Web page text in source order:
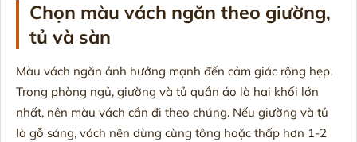
Chọn màu vách ngăn theo giường,
tủ và sàn
Màu vách ngăn ảnh hưởng mạnh đến cảm giác rộng hẹp.
Trong phòng ngủ, giường và tủ quần áo là hai khối lớn
nhất, nên màu vách cần đi theo chúng. Nếu giường và tủ
là gỗ sáng, vách nên dùng cùng tông hoặc thấp hơn 1-2